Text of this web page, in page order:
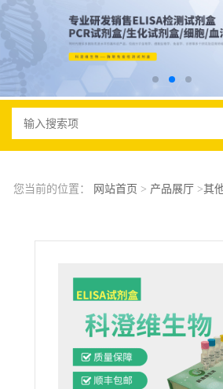
您当前的位置： 网站首页 > 产品展厅>其